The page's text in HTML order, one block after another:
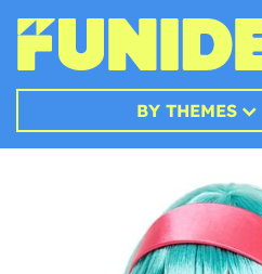
BY THEMES